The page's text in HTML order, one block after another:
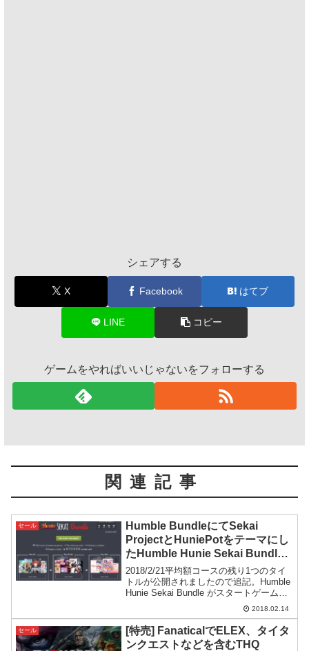
シェアする
X Facebook はてブ
LINE コピー
ゲームをやればいいじゃないをフォローする
関連記事
セール
Humble BundleにてSekai
ProjectとHuniePotをテーマにし
たHumble Hunie Sekai Bundle
バンドルセールが開催
2018/2/21平均額コースの残り1つのタイ
トルが公開されましたので追記。Humble
Hunie Sekai Bundle がスタートゲームを
バンドルにして格安で提供してくれる超
優良セラー、Humble Bundleにて、Sekai
P...
2018.02.14
セール
[特売] FanaticalでELEX、タイタ
ンクエストなどを含むTHQ